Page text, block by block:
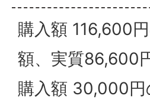
購入額 116,600
額、実質86,600
購入額 30,000